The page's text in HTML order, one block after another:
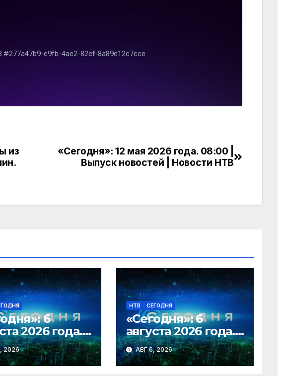
«Сегодня»: 12 мая 2026 года. 08:00 |
Выпуск новостей | Новости НТВ
из
6
2026 года.
| Выпуск
| Новости
2026
НТВ СЕГОДНЯ
«Сегодня»: 6
августа 2026 года.
08:00 | Выпуск
новостей | Новости
НТВ
АВГ 6, 2026